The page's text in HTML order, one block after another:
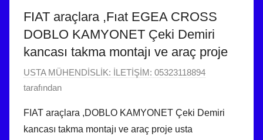
a
i
h
i
n
e
g
FIAT araçlara ,Fıat EGEA CROSS
DOBLO KAMYONET Çeki Demiri
kancası takma montajı ve araç proje
5
Ş
b
a
USTA MÜHENDİSLİK: İLETİŞİM: 05323118894
tarafından
FIAT araçlara ,DOBLO KAMYONET Çeki Demiri
kancası takma montajı ve araç proje usta